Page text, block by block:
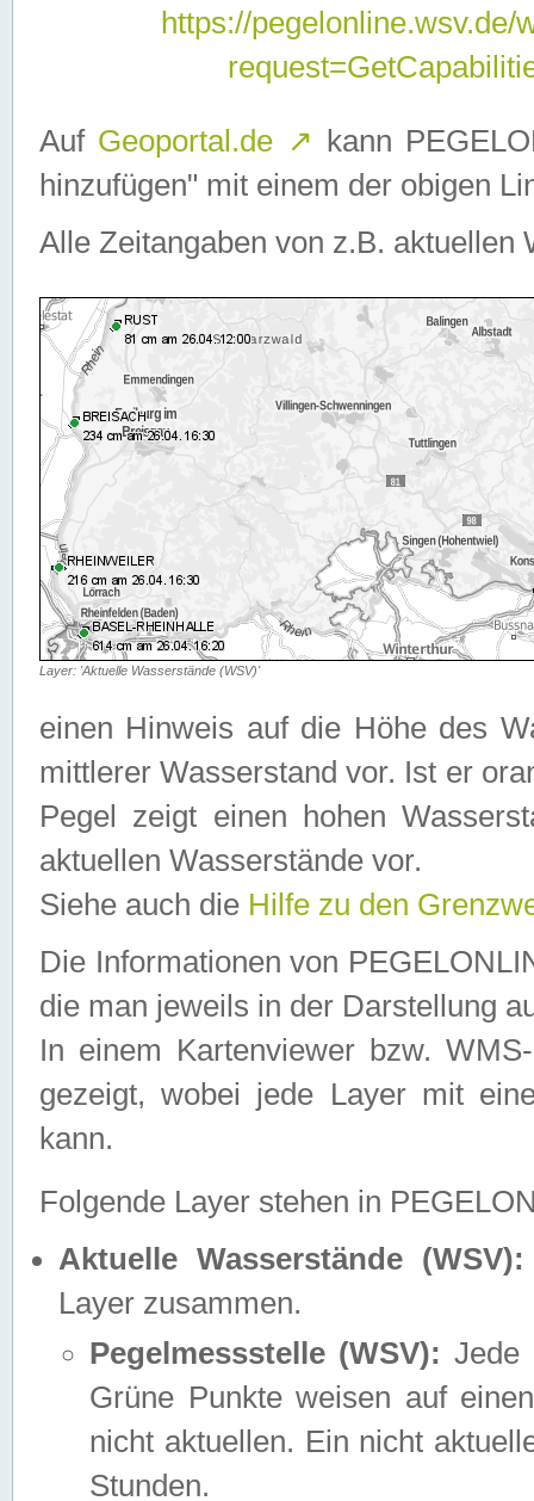
https://
Auf Geoportal.de ↗ kann
hinzufügen" mit einem der obigen
Alle Zeitangaben von z.B. aktuellen
Layer: 'Aktuelle Wasserstände (WSV)'
einen Hinweis auf die Höhe des
mittlerer Wasserstand vor. Ist er
Pegel zeigt einen hohen
aktuellen Wasserstände vor.
Siehe auch die Hilfe zu den
Die Informationen von
die man jeweils in der Darstellung
In einem Kartenviewer bzw.
gezeigt, wobei jede Layer mit
kann.
Folgende Layer stehen in
Aktuelle Wasserstände (WSV):
Layer zusammen.
Pegelmessstelle (WSV): Jede
Grüne Punkte weisen auf
nicht aktuellen. Ein nicht
Stunden.